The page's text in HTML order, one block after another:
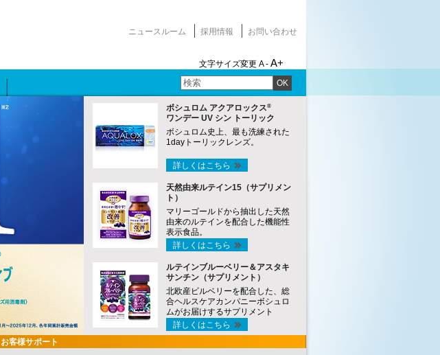
ニュースルーム 採用情報 お問い合わせ
文字サイズ変更 A - A+
OK
ボシュロム アクアロックス®
ワンデー UV シン トーリック
ボシュロム史上、最も洗練された
1dayトーリックレンズ。
詳しくはこちら
天然由来ルテイン15（サプリメン
ト）
マリーゴールドから抽出した天然
由来のルテインを配合した機能性
表示食品。
詳しくはこちら
ルテインブルーベリー＆アスタキ
サンチン（サプリメント）
北欧産ビルベリーを配合した、総
合ヘルスケアカンパニーボシュロ
ムがお届けするサプリメント
詳しくはこちら
お客様サポート